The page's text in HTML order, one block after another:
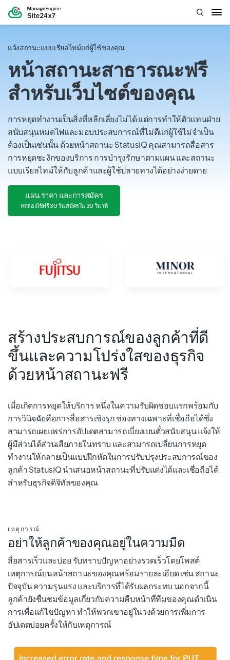
แจ้งสถานะแบบเรียลไทม์แก่ผู้ใช้ของคุณ
หน้าสถานะสาธารณะฟรี
สำหรับเว็บไซต์ของคุณ
การหยุดทำงานเป็นสิ่งที่หลีกเลี่ยงไม่ได้ แต่การทำให้ตัวแทนฝ่าย
สนับสนุนหมดไฟและมอบประสบการณ์ที่ไม่ดีแก่ผู้ใช้ไม่จำเป็น
ต้องเป็นเช่นนั้น ด้วยหน้าสถานะ StatusIQ คุณสามารถสื่อสาร
การหยุดชะงักของบริการ การบำรุงรักษาตามแผน และสถานะ
แบบเรียลไทม์ให้กับลูกค้าและผู้ใช้ปลายทางได้อย่างง่ายดาย
แผน ราคา และการสมัคร
ทดลองใช้ฟรี 30 วัน สมัครใน 30 วินาที
สร้างประสบการณ์ของลูกค้าที่ดี
ขึ้นและความโปร่งใสของธุรกิจ
ด้วยหน้าสถานะฟรี
เมื่อเกิดการหยุดให้บริการ หนึ่งในความรับผิดชอบแรกพร้อมกับ
การวินิจฉัยคือการสื่อสารเชิงรุก ช่องทางเฉพาะที่เชื่อถือได้ซึ่ง
สามารถเผยแพร่การอัปเดตสามารถเบี่ยงเบนตั๋วสนับสนุน แจ้งให้
ผู้มีส่วนได้ส่วนเสียภายในทราบ และสามารถเปลี่ยนการหยุด
ทำงานให้กลายเป็นแบบฝึกหัดในการปรับปรุงประสบการณ์ของ
ลูกค้า StatusIQ นำเสนอหน้าสถานะที่ปรับแต่งได้และเชื่อถือได้
สำหรับธุรกิจดิจิทัลของคุณ
เหตุการณ์
อย่าให้ลูกค้าของคุณอยู่ในความมืด
สื่อสารเร็วและบ่อย รับทราบปัญหาอย่างรวดเร็วโดยโพสต์
เหตุการณ์บนหน้าสถานะของคุณพร้อมรายละเอียด เช่น สถานะ
ปัจจุบัน ความรุนแรง และบริการที่ได้รับผลกระทบ นอกจากนี้
ลูกค้ายังชื่นชมข้อมูลเกี่ยวกับความคืบหน้าที่ทีมของคุณดำเนิน
การเพื่อแก้ไขปัญหา ทำให้พวกเขาอยู่ในวงด้วยการเพิ่มการ
อัปเดตบ่อยครั้งให้กับเหตุการณ์